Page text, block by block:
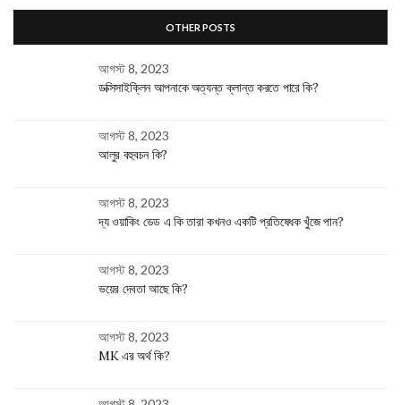
OTHER POSTS
আগস্ট 8, 2023
ডক্সিসাইক্লিন আপনাকে অত্যন্ত ক্লান্ত করতে পারে কি?
আগস্ট 8, 2023
আলুর বহুবচন কি?
আগস্ট 8, 2023
দ্য ওয়াকিং ডেড এ কি তারা কখনও একটি প্রতিষেধক খুঁজে পান?
আগস্ট 8, 2023
ভয়ের দেবতা আছে কি?
আগস্ট 8, 2023
MK এর অর্থ কি?